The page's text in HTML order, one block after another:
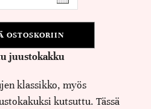
OSTOSKORIIN
juustokakku
klassikko, myös
kutsuttu. Tässä